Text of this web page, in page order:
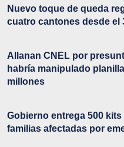
Nuevo toque de queda
cuatro cantones desde el
Allanan CNEL por
habría manipulado
millones
Gobierno entrega 500
familias afectadas por